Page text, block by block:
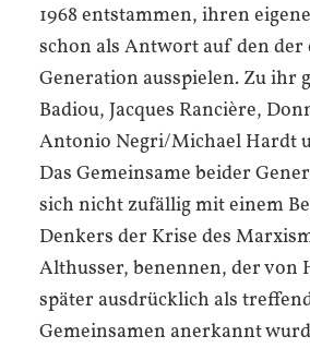
1968 entstammen, ihren
schon als Antwort auf den der
Generation ausspielen. Zu ihr
Badiou, Jacques Rancière,
Antonio Negri/Michael Hardt
Das Gemeinsame beider
sich nicht zufällig mit einem
Denkers der Krise des
Althusser, benennen, der von
später ausdrücklich als
Gemeinsamen anerkannt